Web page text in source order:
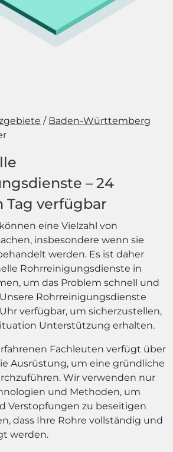
Baden-Württemberg
– 24
Tag verfügbar
eine Vielzahl von
insbesondere wenn sie
werden. Es ist daher
Rohrreinigungsdienste in
um das Problem schnell und
Rohrreinigungsdienste
verfügbar, um sicherzustellen,
Unterstützung erhalten.
Fachleuten verfügt über
Ausrüstung, um eine gründliche
Wir verwenden nur
und Methoden, um
Verstopfungen zu beseitigen
dass Ihre Rohre vollständig und
werden.